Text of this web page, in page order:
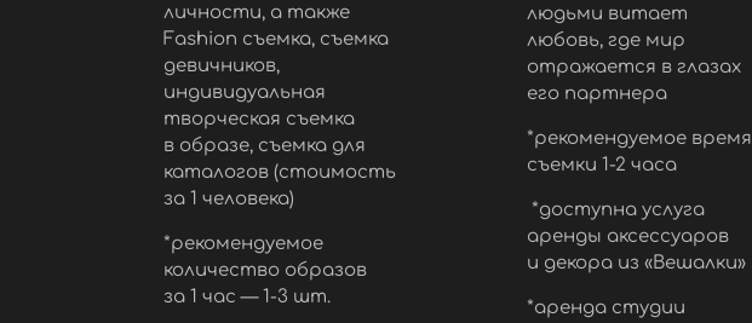
личности, а также
Fashion съемка, съемка
девичников,
индивидуальная
творческая съемка
в образе, съемка для
каталогов (стоимость
за 1 человека)
*рекомендуемое
количество образов
за 1 час — 1-3 шт.
людьми витает
любовь, где мир
отражается в глазах
его партнера
*рекомендуемое время
съемки 1-2 часа
*доступна услуга
аренды аксессуаров
и декора из «Вешалки»
*аренда студии